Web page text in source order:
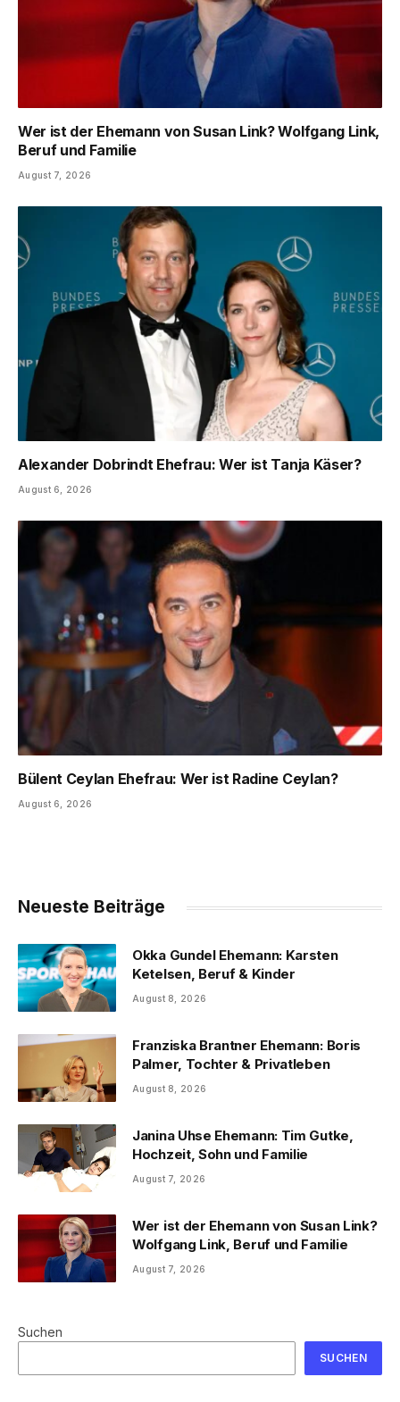
Wer ist der Ehemann von Susan Link? Wolfgang Link,
Beruf und Familie
August 7, 2026
Alexander Dobrindt Ehefrau: Wer ist Tanja Käser?
August 6, 2026
Bülent Ceylan Ehefrau: Wer ist Radine Ceylan?
August 6, 2026
Neueste Beiträge
Okka Gundel Ehemann: Karsten
Ketelsen, Beruf & Kinder
August 8, 2026
Franziska Brantner Ehemann: Boris
Palmer, Tochter & Privatleben
August 8, 2026
Janina Uhse Ehemann: Tim Gutke,
Hochzeit, Sohn und Familie
August 7, 2026
Wer ist der Ehemann von Susan Link?
Wolfgang Link, Beruf und Familie
August 7, 2026
Suchen
SUCHEN